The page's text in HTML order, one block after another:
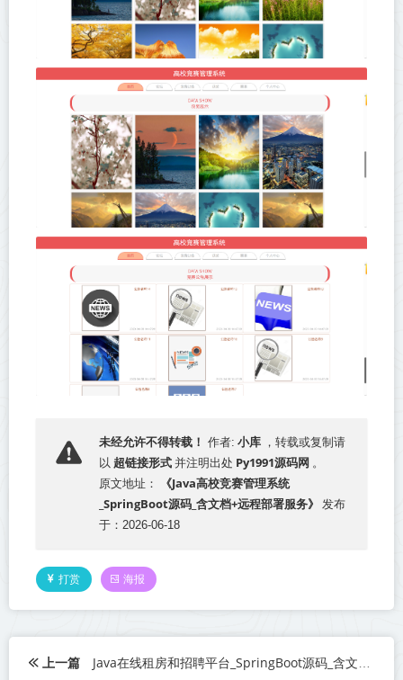
未经允许不得转载！ 作者: 小库 ，转载或复制请
以 超链接形式 并注明出处 Py1991源码网 。
原文地址：
《Java高校竞赛管理系统
_SpringBoot源码_含文档+远程部署服务》
发布
于：2026-06-18
打赏 海报
上一篇 Java在线租房和招聘平台_SpringBoot源码_含文档+远程部署服务